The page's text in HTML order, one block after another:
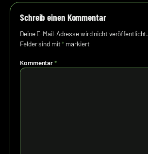
Schreib einen Kommentar
Deine E-Mail-Adresse wird nicht veröffentlicht.
Felder sind mit* markiert
Kommentar*